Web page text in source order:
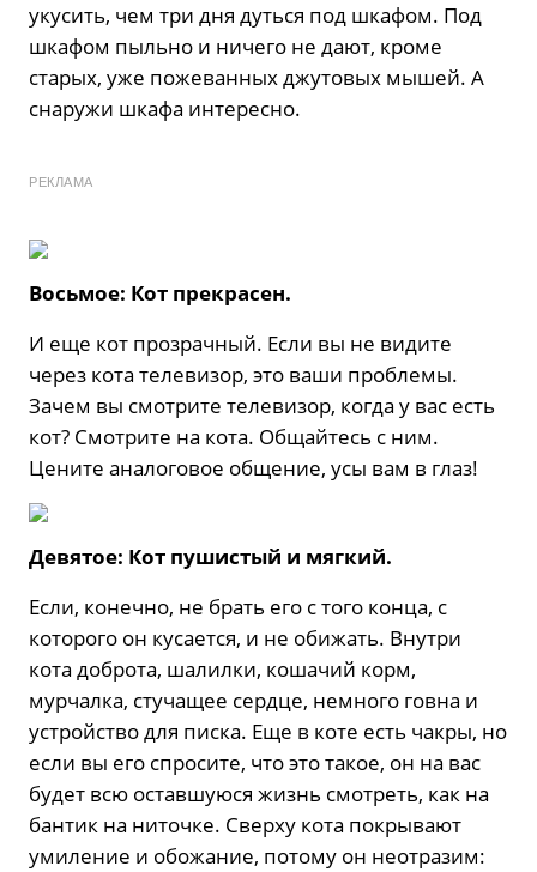
укусить, чем три дня дуться под шкафом. Под
шкафом пыльно и ничего не дают, кроме
старых, уже пожеванных джутовых мышей. А
снаружи шкафа интересно.
РЕКЛАМА
Восьмое: Кот прекрасен.
И еще кот прозрачный. Если вы не видите
через кота телевизор, это ваши проблемы.
Зачем вы смотрите телевизор, когда у вас есть
кот? Смотрите на кота. Общайтесь с ним.
Цените аналоговое общение, усы вам в глаз!
Девятое: Кот пушистый и мягкий.
Если, конечно, не брать его с того конца, с
которого он кусается, и не обижать. Внутри
кота доброта, шалилки, кошачий корм,
мурчалка, стучащее сердце, немного говна и
устройство для писка. Еще в коте есть чакры, но
если вы его спросите, что это такое, он на вас
будет всю оставшуюся жизнь смотреть, как на
бантик на ниточке. Сверху кота покрывают
умиление и обожание, потому он неотразим: